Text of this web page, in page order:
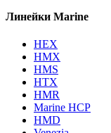
Линейки Marine
HEX
HMX
HMS
HTX
HMR
Marine HCP
HMD